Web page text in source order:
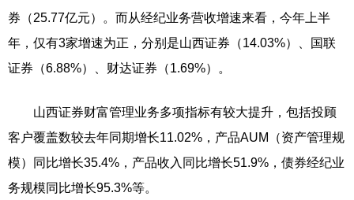
券（25.77亿元）。而从经纪业务营收增速来看，今年上半
年，仅有3家增速为正，分别是山西证券（14.03%）、国联
证券（6.88%）、财达证券（1.69%）。
山西证券财富管理业务多项指标有较大提升，包括投顾
客户覆盖数较去年同期增长11.02%，产品AUM（资产管理规
模）同比增长35.4%，产品收入同比增长51.9%，债券经纪业
务规模同比增长95.3%等。